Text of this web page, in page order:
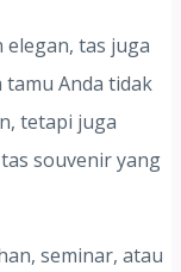
elegan, tas juga
tamu Anda tidak
tetapi juga
souvenir yang
seminar, atau